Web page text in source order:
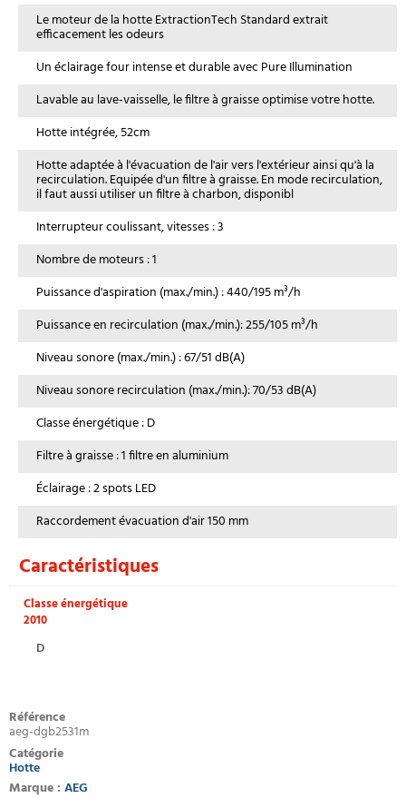
Le moteur de la hotte ExtractionTech Standard extrait
efficacement les odeurs
Un éclairage four intense et durable avec Pure Illumination
Lavable au lave-vaisselle, le filtre à graisse optimise votre hotte.
Hotte intégrée, 52cm
Hotte adaptée à l'évacuation de l'air vers l'extérieur ainsi qu'à la
recirculation. Equipée d'un filtre à graisse. En mode recirculation,
il faut aussi utiliser un filtre à charbon, disponibl
Interrupteur coulissant, vitesses : 3
Nombre de moteurs : 1
Puissance d'aspiration (max./min.) : 440/195 m³/h
Puissance en recirculation (max./min.): 255/105 m³/h
Niveau sonore (max./min.) : 67/51 dB(A)
Niveau sonore recirculation (max./min.): 70/53 dB(A)
Classe énergétique : D
Filtre à graisse : 1 filtre en aluminium
Éclairage : 2 spots LED
Raccordement évacuation d'air 150 mm
Caractéristiques
Classe énergétique
2010
D
Référence
aeg-dgb2531m
Catégorie
Hotte
Marque : AEG